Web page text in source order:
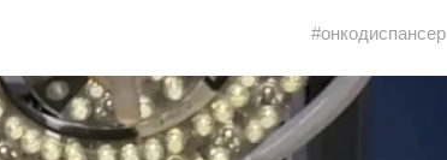
#онкодиспансер